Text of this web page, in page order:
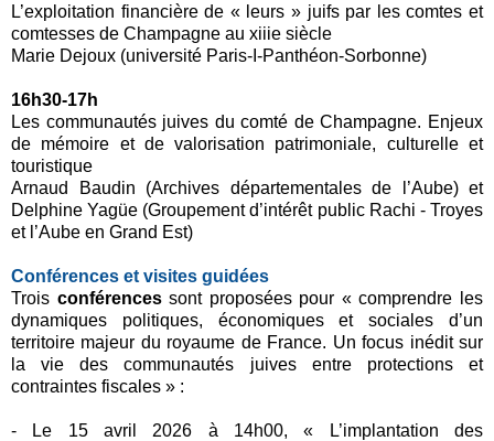
L’exploitation financière de « leurs » juifs par les comtes et
comtesses de Champagne au xiiie siècle
Marie Dejoux (université Paris-I-Panthéon-Sorbonne)
16h30-17h
Les communautés juives du comté de Champagne. Enjeux
de mémoire et de valorisation patrimoniale, culturelle et
touristique
Arnaud Baudin (Archives départementales de l’Aube) et
Delphine Yagüe (Groupement d’intérêt public Rachi - Troyes
et l’Aube en Grand Est)
Conférences et visites guidées
Trois conférencessont proposées pour « comprendre les
dynamiques politiques, économiques et sociales d’un
territoire majeur du royaume de France. Un focus inédit sur
la vie des communautés juives entre protections et
contraintes fiscales » :
- Le 15 avril 2026 à 14h00, « L’implantation des